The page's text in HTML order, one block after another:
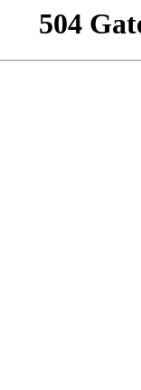
504